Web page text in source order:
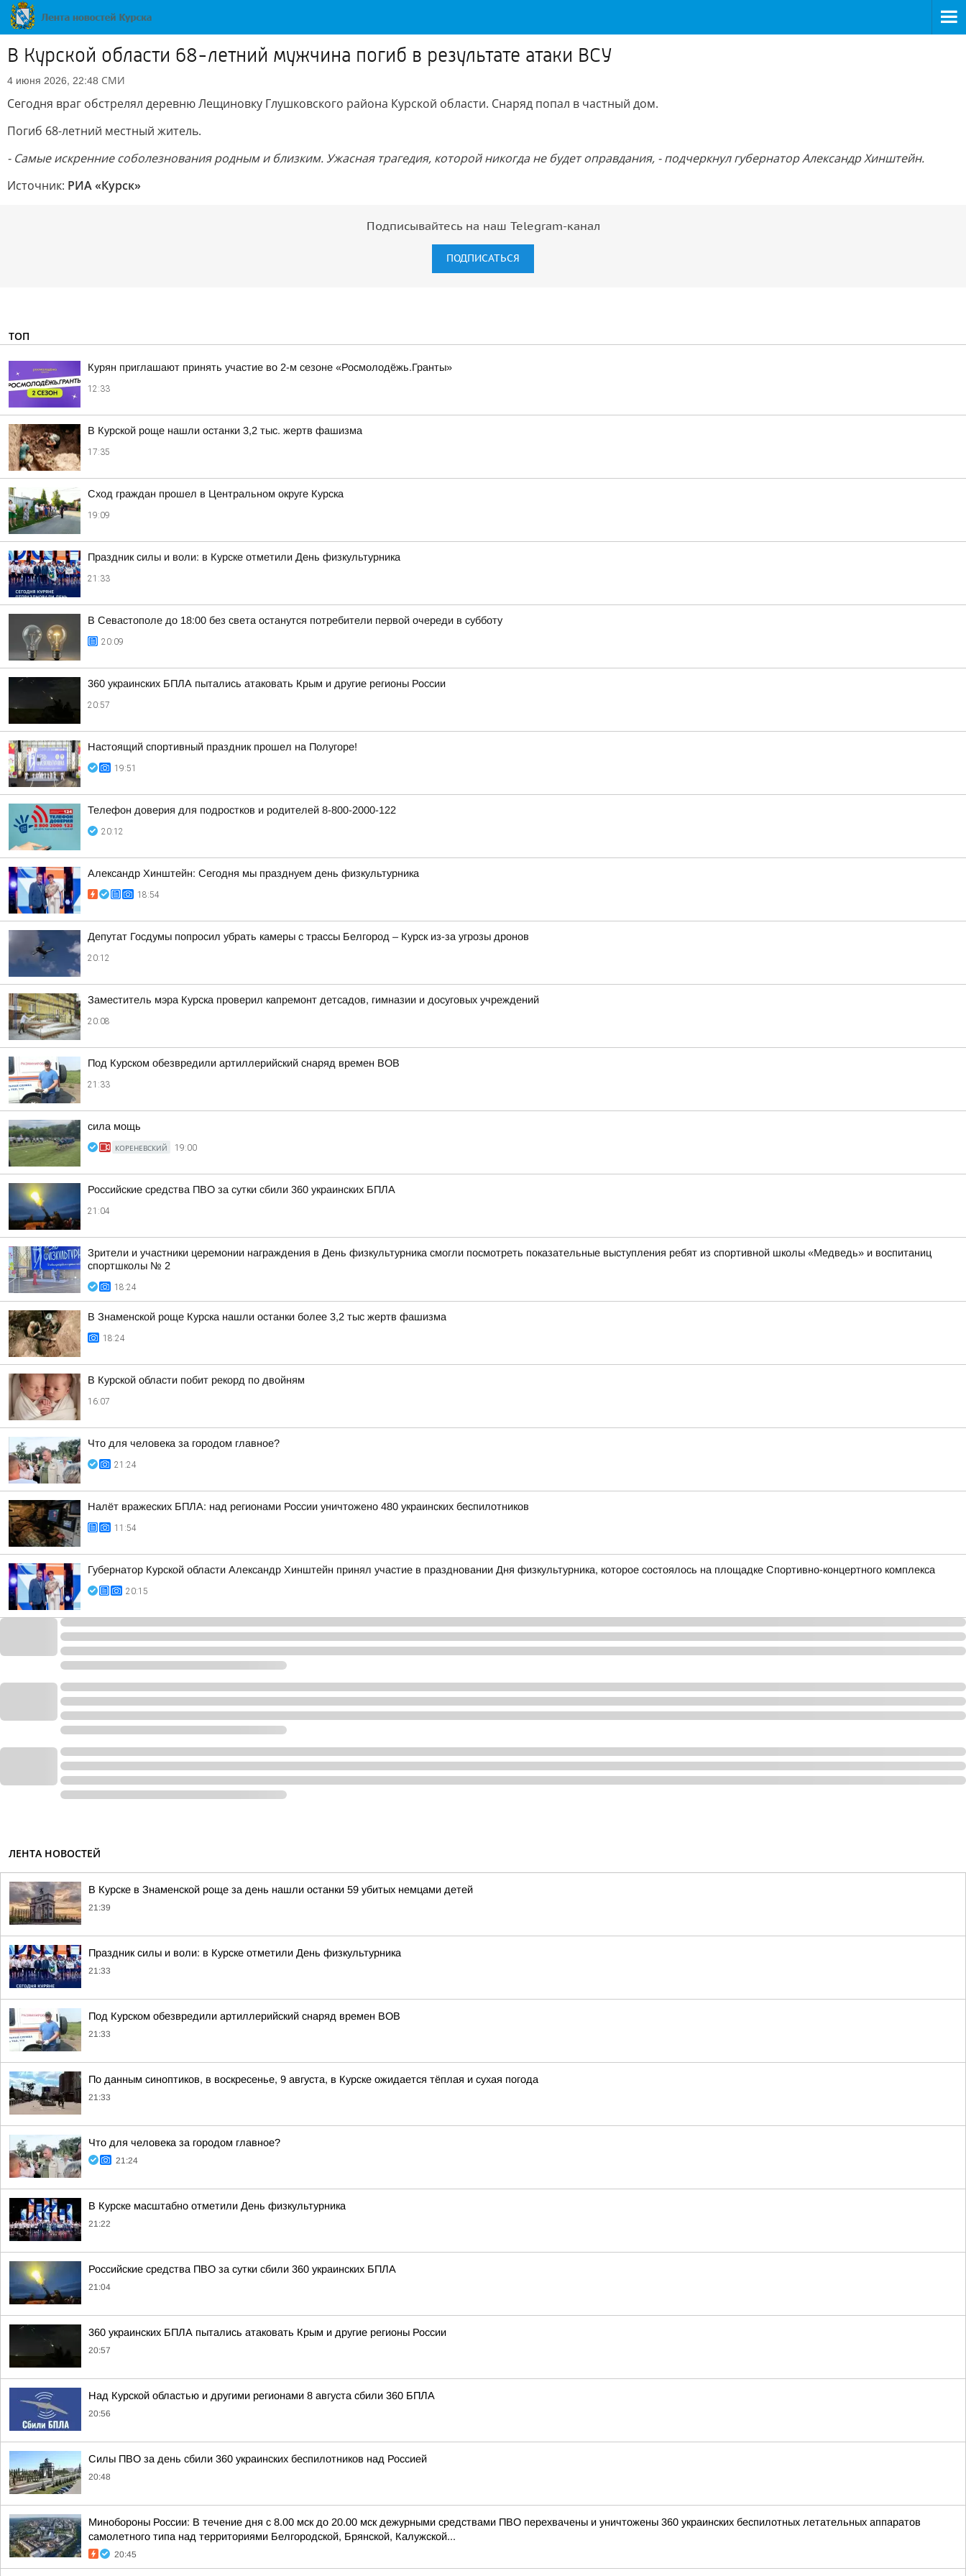
В Курской области 68-летний мужчина погиб в результате атаки ВСУ
4 июня 2026, 22:48 СМИ
Сегодня враг обстрелял деревню Лещиновку Глушковского района Курской области. Снаряд попал в частный дом.
Погиб 68-летний местный житель.
- Самые искренние соболезнования родным и близким. Ужасная трагедия, которой никогда не будет оправдания, - подчеркнул губернатор Александр Хинштейн.
Источник: РИА «Курск»
Подписывайтесь на наш Telegram-канал
ПОДПИСАТЬСЯ
ТОП
Курян приглашают принять участие во 2-м сезоне «Росмолодёжь.Гранты»
12:33
В Курской роще нашли останки 3,2 тыс. жертв фашизма
17:35
Сход граждан прошел в Центральном округе Курска
19:09
Праздник силы и воли: в Курске отметили День физкультурника
21:33
В Севастополе до 18:00 без света останутся потребители первой очереди в субботу
20:09
360 украинских БПЛА пытались атаковать Крым и другие регионы России
20:57
Настоящий спортивный праздник прошел на Полугоре!
19:51
Телефон доверия для подростков и родителей 8-800-2000-122
20:12
Александр Хинштейн: Сегодня мы празднуем день физкультурника
18:54
Депутат Госдумы попросил убрать камеры с трассы Белгород – Курск из-за угрозы дронов
20:12
Заместитель мэра Курска проверил капремонт детсадов, гимназии и досуговых учреждений
20:08
Под Курском обезвредили артиллерийский снаряд времен ВОВ
21:33
сила мощь
КОРЕНЕВСКИЙ 19:00
Российские средства ПВО за сутки сбили 360 украинских БПЛА
21:04
Зрители и участники церемонии награждения в День физкультурника смогли посмотреть показательные выступления ребят из спортивной школы «Медведь» и воспитаниц
спортшколы № 2
18:24
В Знаменской роще Курска нашли останки более 3,2 тыс жертв фашизма
18:24
В Курской области побит рекорд по двойням
16:07
Что для человека за городом главное?
21:24
Налёт вражеских БПЛА: над регионами России уничтожено 480 украинских беспилотников
11:54
Губернатор Курской области Александр Хинштейн принял участие в праздновании Дня физкультурника, которое состоялось на площадке Спортивно-концертного комплекса
20:15
ЛЕНТА НОВОСТЕЙ
В Курске в Знаменской роще за день нашли останки 59 убитых немцами детей
21:39
Праздник силы и воли: в Курске отметили День физкультурника
21:33
Под Курском обезвредили артиллерийский снаряд времен ВОВ
21:33
По данным синоптиков, в воскресенье, 9 августа, в Курске ожидается тёплая и сухая погода
21:33
Что для человека за городом главное?
21:24
В Курске масштабно отметили День физкультурника
21:22
Российские средства ПВО за сутки сбили 360 украинских БПЛА
21:04
360 украинских БПЛА пытались атаковать Крым и другие регионы России
20:57
Над Курской областью и другими регионами 8 августа сбили 360 БПЛА
20:56
Силы ПВО за день сбили 360 украинских беспилотников над Россией
20:48
Минобороны России: В течение дня с 8.00 мск до 20.00 мск дежурными средствами ПВО перехвачены и уничтожены 360 украинских беспилотных летательных аппаратов
самолетного типа над территориями Белгородской, Брянской, Калужской...
20:45